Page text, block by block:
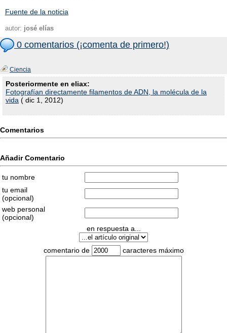
Fuente de la noticia
autor: josé elías
0 comentarios (¡comenta de primero!)
Ciencia
Posteriormente en eliax:
Fotografían directamente filamentos de ADN, la molécula de la
vida ( dic 1, 2012)
Comentarios
Añadir Comentario
tu nombre
tu email
(opcional)
web personal
(opcional)
en respuesta a...
comentario de caracteres máximo